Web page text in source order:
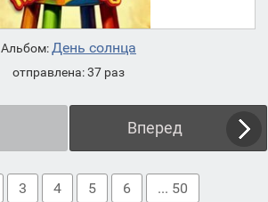
Альбом:День солнца
отправлена: 37 раз
Вперед
3 4 5 6 ... 50